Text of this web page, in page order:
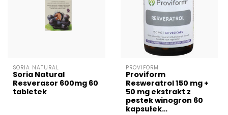
SORIA NATURAL
Soria Natural
Resverasor 600mg 60
tabletek
PROVIFORM
Proviform
Resweratrol 150 mg +
50 mg ekstrakt z
pestek winogron 60
kapsułek